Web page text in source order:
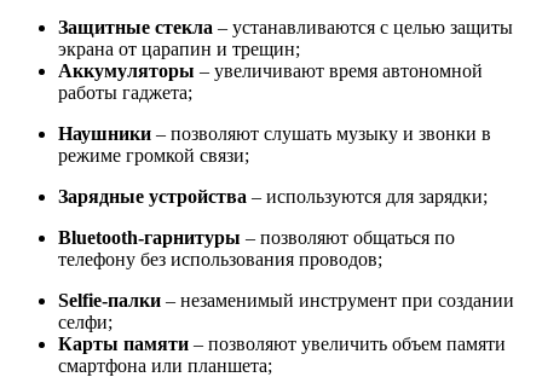
Защитные стекла – устанавливаются с целью защиты
экрана от царапин и трещин;
Аккумуляторы – увеличивают время автономной
работы гаджета;
Наушники – позволяют слушать музыку и звонки в
режиме громкой связи;
Зарядные устройства – используются для зарядки;
Bluetooth-гарнитуры – позволяют общаться по
телефону без использования проводов;
Selfie-палки – незаменимый инструмент при создании
селфи;
Карты памяти – позволяют увеличить объем памяти
смартфона или планшета;